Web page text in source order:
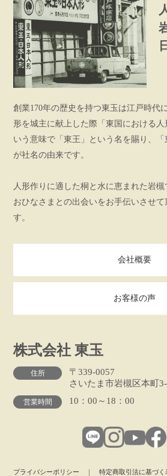
創業170年の歴史を持つ東玉は江戸時代
形を城主に献上した際「東国における人
いう意味で「東王」という名を賜り、「
が社名の由来です。
人形作りに適した桐と水に恵まれた岩
おひなさまとの出会いをお手伝いさせて
す。
会社概要
お客様の声
株式会社 東玉
住所
〒339-0057
さいたま市岩槻区本町
営業時間 10：00～18：00
プライバシーポリシー ｜特定商取引法に基づく